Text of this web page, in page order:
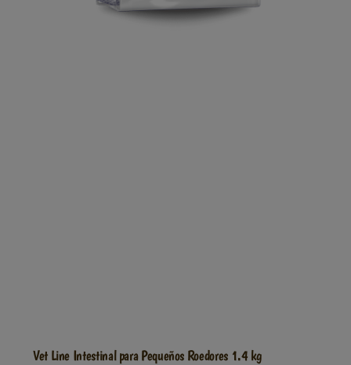
Vet Line Intestinal para Pequeños Roedores 1.4 kg